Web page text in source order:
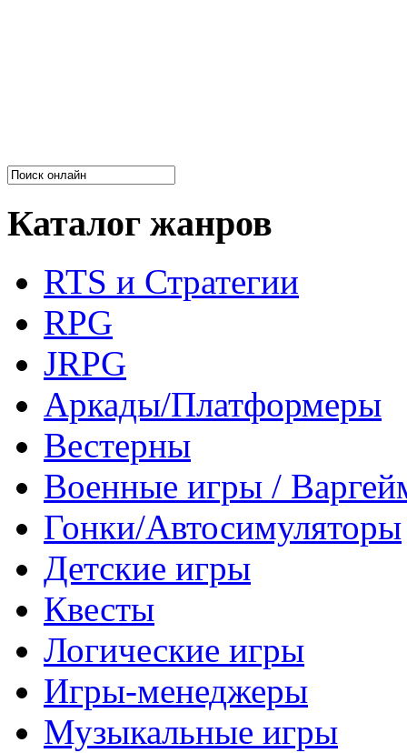
Каталог жанров
RTS и Стратегии
RPG
JRPG
Аркады/Платформеры
Вестерны
Военные игры /
Гонки/Автосимуляторы
Детские игры
Квесты
Логические игры
Игры-менеджеры
Музыкальные игры